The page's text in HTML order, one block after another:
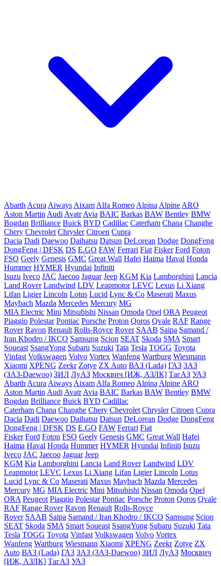
Abarth Acura Aiways Aixam Alfa Romeo Alpina Alpine ARO
Aston Martin Audi Avatr Avia BAIC Barkas BAW Bentley BMW
Bogdan Brilliance Buick BYD Cadillac Caterham Chana Changhe
Chery Chevrolet Chrysler Citroen Cupra
Dacia Dadi Daewoo Daihatsu Datsun DeLorean Dodge DongFeng
DongFeng | DFSK DS E.GO FAW Ferrari Fiat Fisker Ford Foton
FSO Geely Genesis GMC Great Wall Hafei Haima Haval Honda
Hummer HYMER Hyundai Infiniti
Isuzu Iveco JAC Jaecoo Jaguar Jeep KGM Kia Lamborghini Lancia
Land Rover Landwind LDV Leapmotor LEVC Lexus Li Xiang
Lifan Ligier Lincoln Lotus Lucid Lync & Co Maserati Maxus
Maybach Mazda Mercedes Mercury MG
MIA Electric Mini Mitsubishi Nissan Omoda Opel ORA Peugeot
Piaggio Polestar Pontiac Porsche Proton Qoros Qvale RAF Range
Rover Ravon Renault Rolls-Royce Rover SAAB Saipa Samand /
Iran Khodro / IKCO Samsung Scion SEAT Skoda SMA Smart
Soueast SsangYong Subaru Suzuki Tata Tesla TOGG Toyota
Vinfast Volkswagen Volvo Vortex Wanfeng Wartburg Wiesmann
Xiaomi XPENG Zeekr Zotye ZX Auto ВАЗ (Lada) ГАЗ ЗАЗ
(ЗАЗ-Daewoo) ЗИЛ ЛуАЗ Москвич [ИЖ, АЗЛК] ТагАЗ УАЗ
Abarth Acura Aiways Aixam Alfa Romeo Alpina Alpine ARO
Aston Martin Audi Avatr Avia BAIC Barkas BAW Bentley BMW
Bogdan Brilliance Buick BYD Cadillac
Caterham Chana Changhe Chery Chevrolet Chrysler Citroen Cupra
Dacia Dadi Daewoo Daihatsu Datsun DeLorean Dodge DongFeng
DongFeng | DFSK DS E.GO FAW Ferrari Fiat
Fisker Ford Foton FSO Geely Genesis GMC Great Wall Hafei
Haima Haval Honda Hummer HYMER Hyundai Infiniti Isuzu
Iveco JAC Jaecoo Jaguar Jeep
KGM Kia Lamborghini Lancia Land Rover Landwind LDV
Leapmotor LEVC Lexus Li Xiang Lifan Ligier Lincoln Lotus
Lucid Lync & Co Maserati Maxus Maybach Mazda Mercedes
Mercury MG MIA Electric Mini Mitsubishi Nissan Omoda Opel
ORA Peugeot Piaggio Polestar Pontiac Porsche Proton Qoros Qvale
RAF Range Rover Ravon Renault Rolls-Royce
Rover SAAB Saipa Samand / Iran Khodro / IKCO Samsung Scion
SEAT Skoda SMA Smart Soueast SsangYong Subaru Suzuki Tata
Tesla TOGG Toyota Vinfast Volkswagen Volvo Vortex
Wanfeng Wartburg Wiesmann Xiaomi XPENG Zeekr Zotye ZX
Auto ВАЗ (Lada) ГАЗ ЗАЗ (ЗАЗ-Daewoo) ЗИЛ ЛуАЗ Москвич
[ИЖ, АЗЛК] ТагАЗ УАЗ